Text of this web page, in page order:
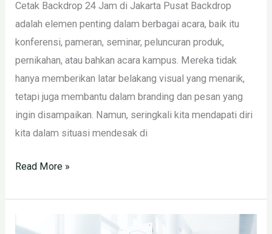
Cetak Backdrop 24 Jam di Jakarta Pusat Backdrop
adalah elemen penting dalam berbagai acara, baik itu
konferensi, pameran, seminar, peluncuran produk,
pernikahan, atau bahkan acara kampus. Mereka tidak
hanya memberikan latar belakang visual yang menarik,
tetapi juga membantu dalam branding dan pesan yang
ingin disampaikan. Namun, seringkali kita mendapati diri
kita dalam situasi mendesak di
Read More »